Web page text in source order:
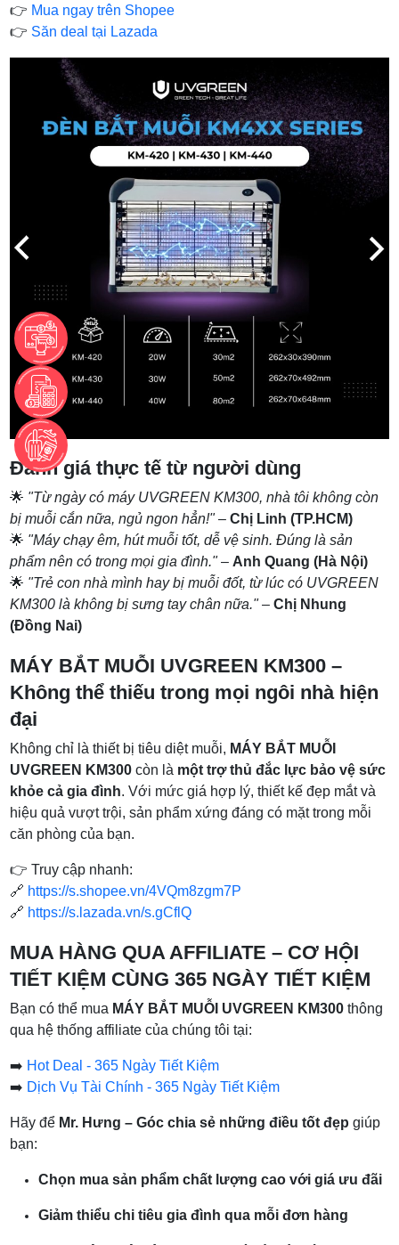
👉 Mua ngay trên Shopee
👉 Săn deal tại Lazada
Đánh giá thực tế từ người dùng
🌟 "Từ ngày có máy UVGREEN KM300, nhà tôi không còn
bị muỗi cắn nữa, ngủ ngon hẳn!"–Chị Linh (TP.HCM)
🌟 "Máy chạy êm, hút muỗi tốt, dễ vệ sinh. Đúng là sản
phẩm nên có trong mọi gia đình."– Anh Quang (Hà Nội)
🌟 "Trẻ con nhà mình hay bị muỗi đốt, từ lúc có UVGREEN
KM300 là không bị sưng tay chân nữa."–Chị Nhung
(Đồng Nai)
MÁY BẮT MUỖI UVGREEN KM300 –
Không thể thiếu trong mọi ngôi nhà hiện
đại
Không chỉ là thiết bị tiêu diệt muỗi, MÁY BẮT MUỖI
UVGREEN KM300 còn là một trợ thủ đắc lực bảo vệ sức
khỏe cả gia đình. Với mức giá hợp lý, thiết kế đẹp mắt và
hiệu quả vượt trội, sản phẩm xứng đáng có mặt trong mỗi
căn phòng của bạn.
👉 Truy cập nhanh:
🔗 https://s.shopee.vn/4VQm8zgm7P
🔗 https://s.lazada.vn/s.gCflQ
MUA HÀNG QUA AFFILIATE – CƠ HỘI
TIẾT KIỆM CÙNG 365 NGÀY TIẾT KIỆM
Bạn có thể mua MÁY BẮT MUỖI UVGREEN KM300 thông
qua hệ thống affiliate của chúng tôi tại:
➡️ Hot Deal - 365 Ngày Tiết Kiệm
➡️ Dịch Vụ Tài Chính - 365 Ngày Tiết Kiệm
Hãy để Mr. Hưng – Góc chia sẻ những điều tốt đẹp giúp
bạn:
Chọn mua sản phẩm chất lượng cao với giá ưu đãi
Giảm thiểu chi tiêu gia đình qua mỗi đơn hàng